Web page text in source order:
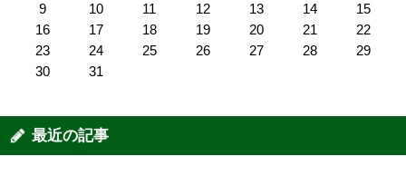
9
10 11 12 13 14
15
16
17 18 19 20 21
22
23
24 25 26 27 28
29
30
31
最近の記事